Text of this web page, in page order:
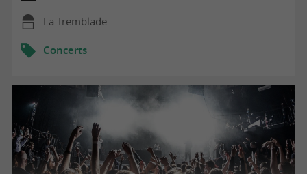
La Tremblade
Concerts